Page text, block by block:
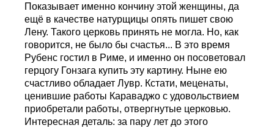
Показывает именно кончину этой женщины, да
ещё в качестве натурщицы опять пишет свою
Лену. Такого церковь принять не могла. Но, как
говорится, не было бы счастья... В это время
Рубенс гостил в Риме, и именно он посоветовал
герцогу Гонзага купить эту картину. Ныне ею
счастливо обладает Лувр. Кстати, меценаты,
ценившие работы Караваджо с удовольствием
приобретали работы, отвергнутые церковью.
Интересная деталь: за пару лет до этого